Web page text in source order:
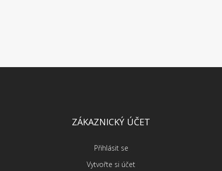
ZÁKAZNICKÝ ÚČET
Přihlásit se
Vytvořte si účet